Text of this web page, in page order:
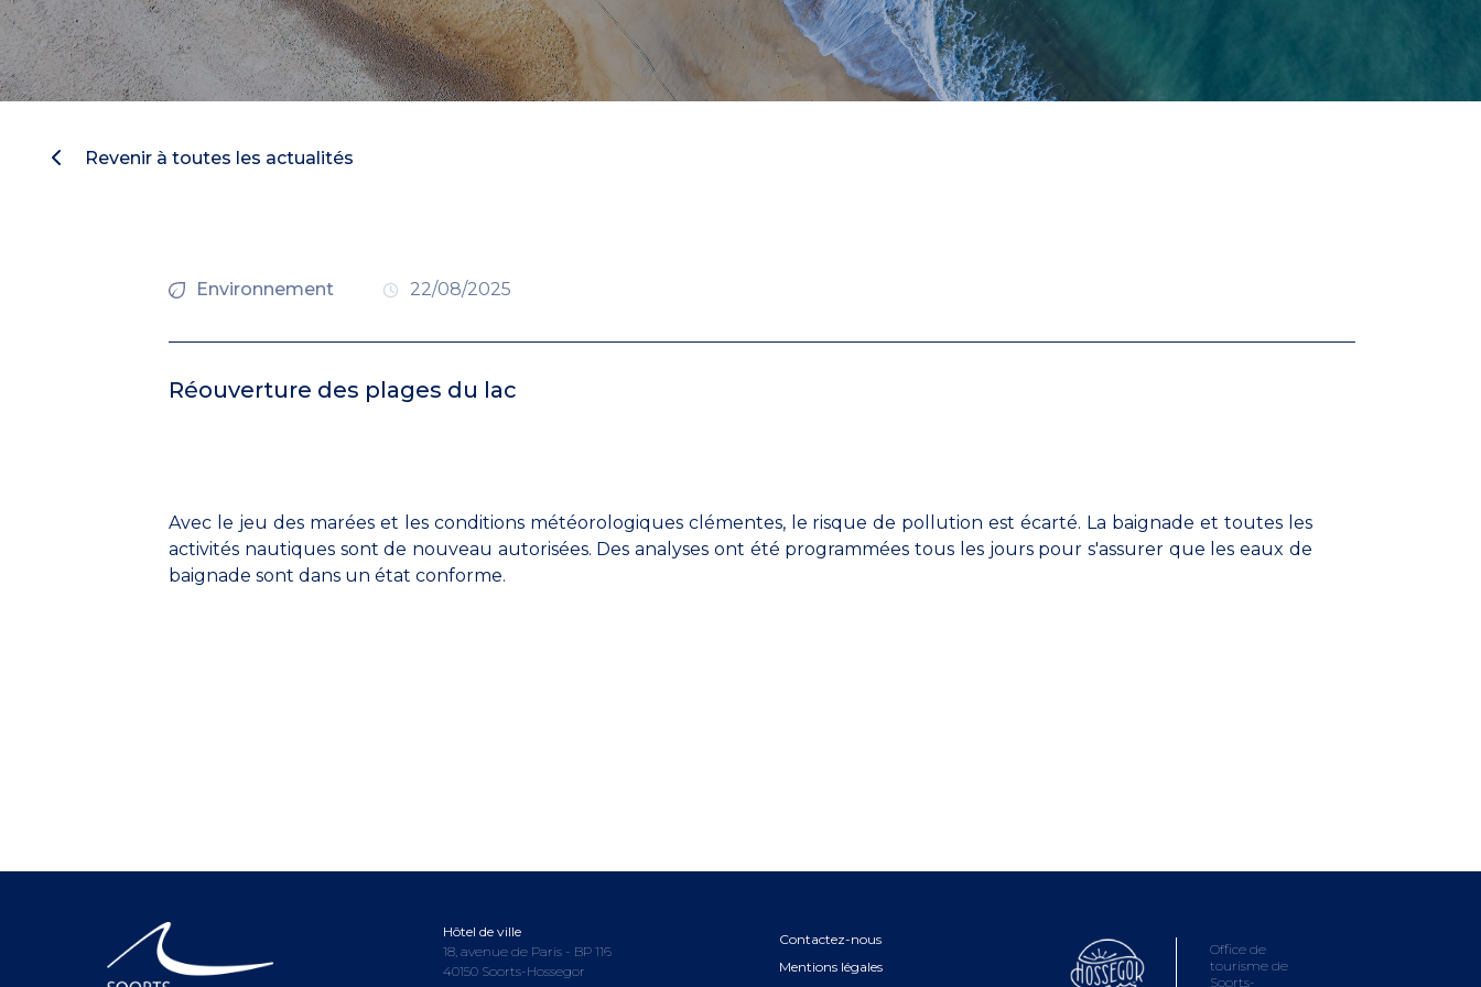
Revenir à toutes les actualités
Environnement 22/08/2025
Réouverture des plages du lac
Avec le jeu des marées et les conditions météorologiques clémentes, le risque de pollution est écarté. La baignade et toutes les
activités nautiques sont de nouveau autorisées. Des analyses ont été programmées tous les jours pour s'assurer que les eaux de
baignade sont dans un état conforme.
Hôtel de ville
18, avenue de Paris - BP 116
40150 Soorts-Hossegor
Contactez-nous
Mentions légales
Office de
tourisme de
Soorts-